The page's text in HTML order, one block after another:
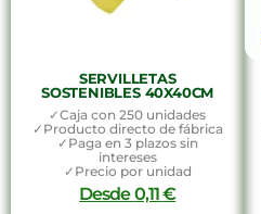
SERVILLETAS
SOSTENIBLES 40X40CM
✓Caja con 250 unidades
✓Producto directo de fábrica
✓Paga en 3 plazos sin
intereses
✓Precio por unidad
Desde0,11€